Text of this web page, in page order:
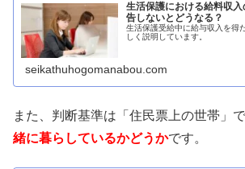
生活保護における給料収
告しないとどうなる？
生活保護受給中に給与収入を得
しく説明しています。
seikathuhogomanabou.com
また、判断基準は「住民票上の世帯」で
緒に暮らしているかどうかです。